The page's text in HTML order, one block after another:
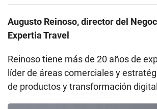
Augusto Reinoso, director del
Expertia Travel
Reinoso tiene más de 20 años de
líder de áreas comerciales y
de productos y transformación